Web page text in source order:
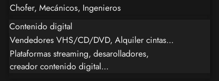
Chofer, Mecánicos, Ingenieros
Contenido digital
Vendedores VHS/CD/DVD, Alquiler cintas...
Plataformas streaming, desarolladores,
creador contenido digital...